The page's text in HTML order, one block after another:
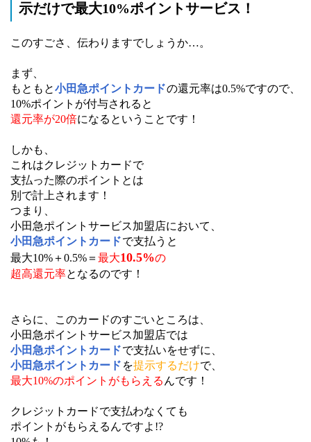
示だけで最大10%ポイントサービス！
このすごさ、伝わりますでしょうか…。
まず、
もともと小田急ポイントカードの還元率は0.5%ですので、
10%ポイントが付与されると
還元率が20倍になるということです！
しかも、
これはクレジットカードで
支払った際のポイントとは
別で計上されます！
つまり、
小田急ポイントサービス加盟店において、
小田急ポイントカードで支払うと
最大10%＋0.5%＝ 最大10.5%の
超高還元率となるのです！
さらに、このカードのすごいところは、
小田急ポイントサービス加盟店では
小田急ポイントカードで支払いをせずに、
小田急ポイントカード を提示するだけで、
最大10%のポイントがもらえる んです！
クレジットカードで支払わなくても
ポイントがもらえるんですよ!?